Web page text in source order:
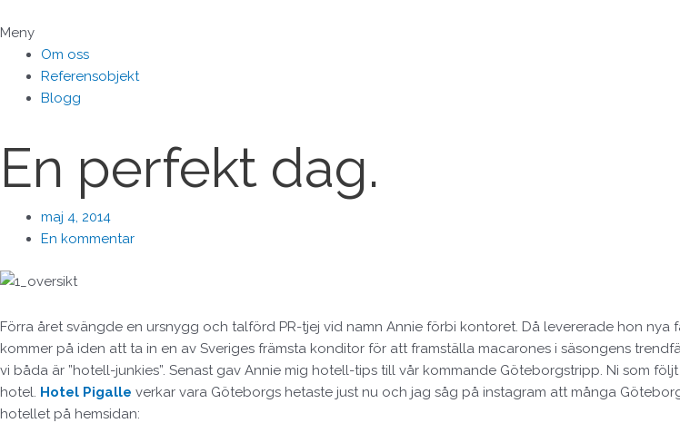
till
innehåll
Meny
Om oss
Referensobjekt
Blogg
En perfekt dag.
maj 4, 2014
En kommentar
Förra året svängde en ursnygg och talförd PR-tjej vid namn Annie förbi kontoret. Då levererade hon
kommer på iden att ta in en av Sveriges främsta konditor för att framställa macarones i säsongens
vi båda är ”hotell-junkies”. Senast gav Annie mig hotell-tips till vår kommande Göteborgstripp. Ni som
hotel. Hotel Pigalle verkar vara Göteborgs hetaste just nu och jag såg på instagram att många
hotellet på hemsidan: